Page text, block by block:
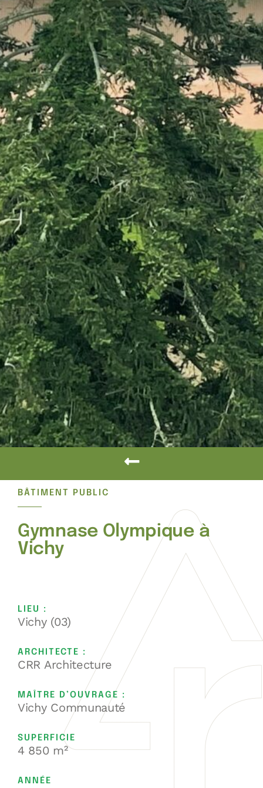
BÂTIMENT PUBLIC
Gymnase Olympique à
Vichy
LIEU :
Vichy (03)
ARCHITECTE :
CRR Architecture
MAÎTRE D’OUVRAGE :
Vichy Communauté
SUPERFICIE
4 850 m²
ANNÉE